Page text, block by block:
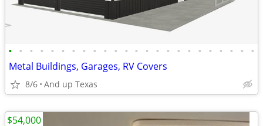
• • • • • • • • • • • • • • • • • • • • • • • •
Metal Buildings, Garages, RV Covers
8/6 And up Texas
$54,000